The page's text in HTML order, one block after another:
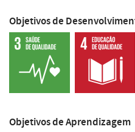
Objetivos de
Objetivos de Aprendizagem